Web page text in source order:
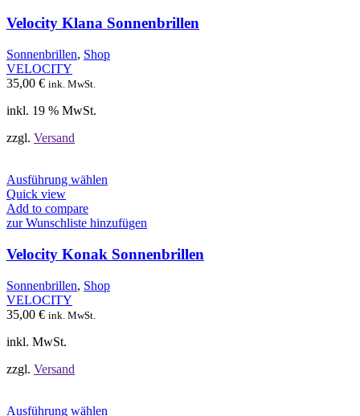
Velocity Klana Sonnenbrillen
Sonnenbrillen, Shop
VELOCITY
35,00 € ink. MwSt.
inkl. 19 % MwSt.
zzgl. Versand
Ausführung wählen
mehrere
auf.
Die
können
Quick view
Add to compare
zur Wunschliste hinzufügen
Velocity Konak Sonnenbrillen
Sonnenbrillen, Shop
VELOCITY
35,00 € ink. MwSt.
inkl. MwSt.
zzgl. Versand
Ausführung wählen